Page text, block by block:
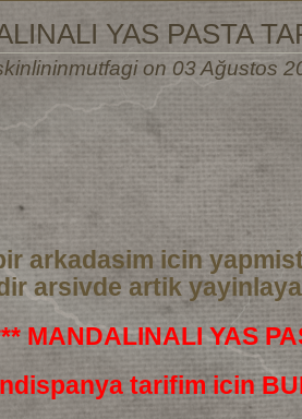
YAS PASTA
on 03 Ağustos
arkadasim icin
arsivde artik
MANDALINALI YAS
tarifim icin